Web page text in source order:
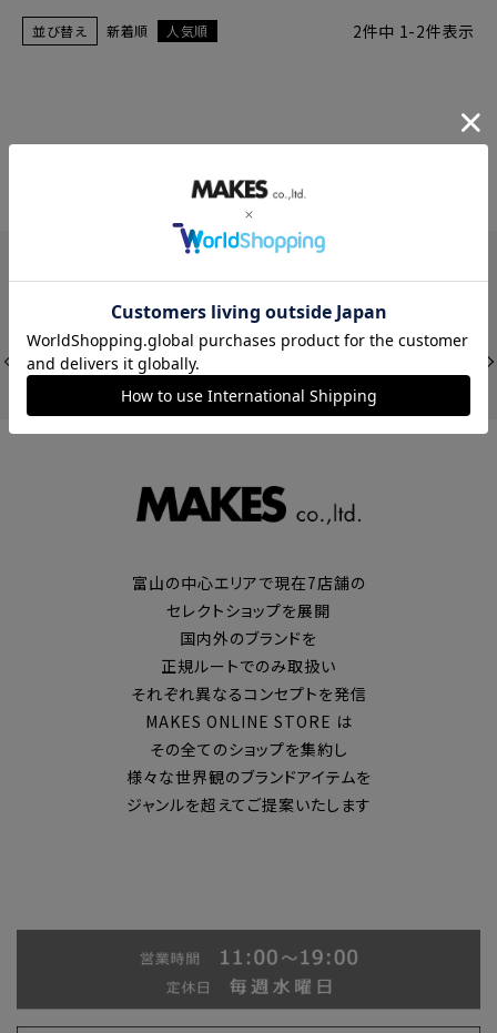
並び替え 新着順 人気順 2件中 1 -2件表示
CHECKED ITEM
富山の中心エリアで現在7店舗の
セレクトショップを展開
国内外のブランドを
正規ルートでのみ取扱い
それぞれ異なるコンセプトを発信
MAKES ONLINE STORE は
その全てのショップを集約し
様々な世界観のブランドアイテムを
ジャンルを超えてご提案いたします